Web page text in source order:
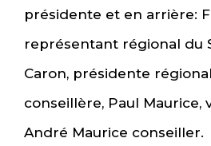
présidente et en arrière:
représentant régional du
Caron, présidente
conseillère, Paul
André Maurice conseiller.